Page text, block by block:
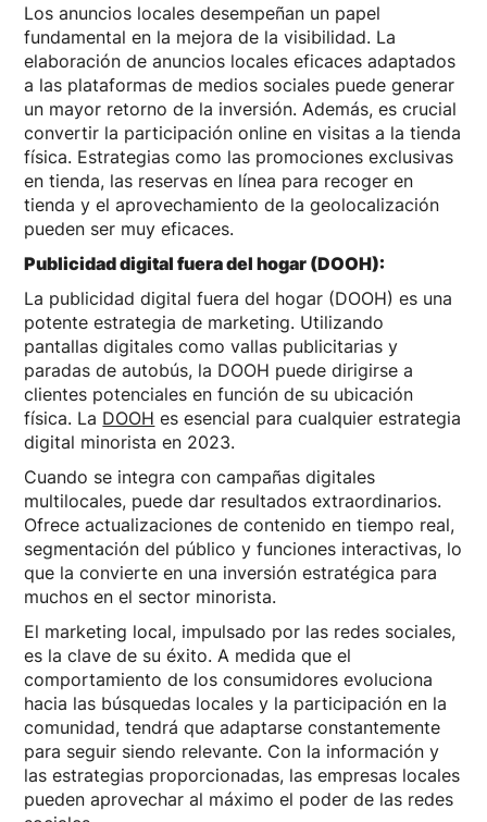
Los anuncios locales desempeñan un papel
fundamental en la mejora de la visibilidad. La
elaboración de anuncios locales eficaces adaptados
a las plataformas de medios sociales puede generar
un mayor retorno de la inversión. Además, es crucial
convertir la participación online en visitas a la tienda
física. Estrategias como las promociones exclusivas
en tienda, las reservas en línea para recoger en
tienda y el aprovechamiento de la geolocalización
pueden ser muy eficaces.
Publicidad digital fuera del hogar (DOOH):
La publicidad digital fuera del hogar (DOOH) es una
potente estrategia de marketing. Utilizando
pantallas digitales como vallas publicitarias y
paradas de autobús, la DOOH puede dirigirse a
clientes potenciales en función de su ubicación
física. La DOOH es esencial para cualquier estrategia
digital minorista en 2023.
Cuando se integra con campañas digitales
multilocales, puede dar resultados extraordinarios.
Ofrece actualizaciones de contenido en tiempo real,
segmentación del público y funciones interactivas, lo
que la convierte en una inversión estratégica para
muchos en el sector minorista.
El marketing local, impulsado por las redes sociales,
es la clave de su éxito. A medida que el
comportamiento de los consumidores evoluciona
hacia las búsquedas locales y la participación en la
comunidad, tendrá que adaptarse constantemente
para seguir siendo relevante. Con la información y
las estrategias proporcionadas, las empresas locales
pueden aprovechar al máximo el poder de las redes